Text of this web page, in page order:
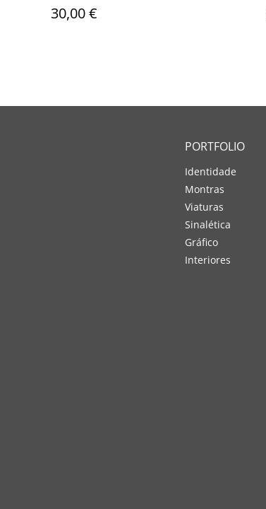
30,00 €
PORTFOLIO
Identidade
Montras
Viaturas
Sinalética
Gráfico
Interiores